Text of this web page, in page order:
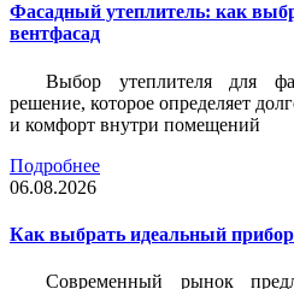
Фасадный утеплитель: как
вентфасад
Выбор утеплителя для
решение, которое определяет
и комфорт внутри помещений
Подробнее
06.08.2026
Как выбрать идеальный
Современный рынок